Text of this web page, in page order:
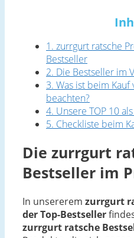
1. zurrgurt ratsche
Bestseller
2. Die Bestseller im
3. Was ist beim
beachten?
4. Unsere TOP 10
5. Checkliste beim
Die zurrgurt
Bestseller im
In unsererem zurrgurt
der Top-Bestseller
zurrgurt ratsche